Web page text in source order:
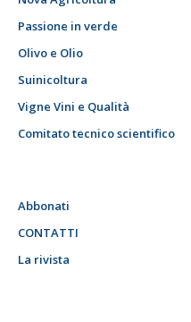
Passione in verde
Olivo e Olio
Suinicoltura
Vigne Vini e Qualità
Comitato tecnico scientifico
Abbonati
CONTATTI
La rivista